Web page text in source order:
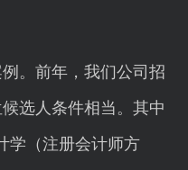
。前年，我们公司招
选人条件相当。其中
学（注册会计师方